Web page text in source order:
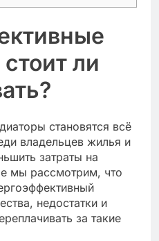
ли
становятся всё
владельцев жилья и
затраты на
мы рассмотрим, что
недостатки и
за такие